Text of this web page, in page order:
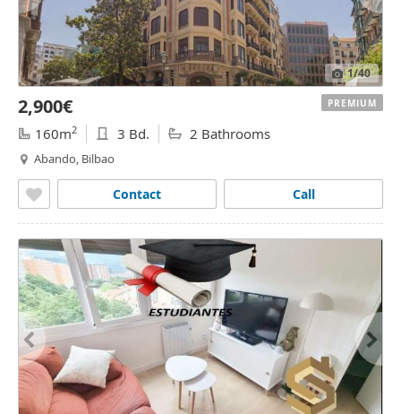
1/40
2,900€
160m2 3 Bd. 2 Bathrooms
Abando, Bilbao
Call
Contact
PREMIUM